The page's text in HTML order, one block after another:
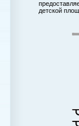
детской